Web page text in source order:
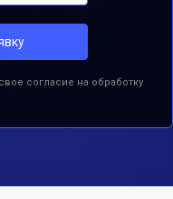
согласие на обработку